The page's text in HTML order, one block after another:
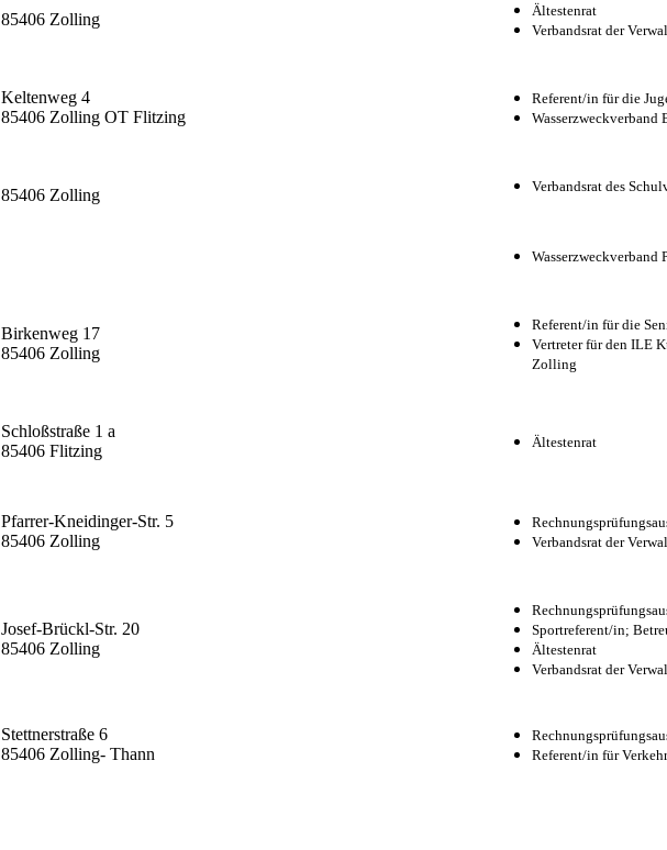
85406 Zolling
Ältestenrat
Verbandsrat der
Keltenweg 4
85406 Zolling OT Flitzing
Referent/in für die
Wasserzweckverband
85406 Zolling Verbandsrat des
Wasserzweckverband
Birkenweg 17
85406 Zolling
Referent/in für die
Vertreter für den ILE
Zolling
Schloßstraße 1 a
85406 Flitzing
Ältestenrat
Pfarrer-Kneidinger-Str. 5
85406 Zolling
Verbandsrat der
Josef-Brückl-Str. 20
85406 Zolling
Sportreferent/in;
Ältestenrat
Verbandsrat der
Stettnerstraße 6
85406 Zolling- Thann
Referent/in für